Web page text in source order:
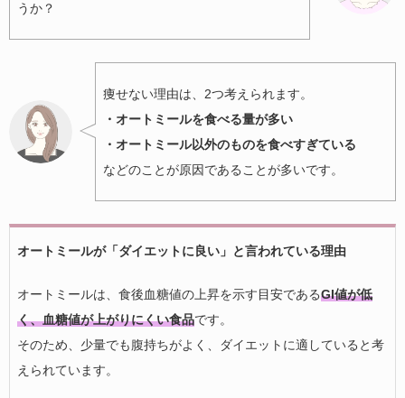
うか？
痩せない理由は、2つ考えられます。
・オートミールを食べる量が多い
・オートミール以外のものを食べすぎている
などのことが原因であることが多いです。
オートミールが「ダイエットに良い」と言われている理由
オートミールは、食後血糖値の上昇を示す目安であるGI値が低
く、血糖値が上がりにくい食品です。
そのため、少量でも腹持ちがよく、ダイエットに適していると考
えられています。